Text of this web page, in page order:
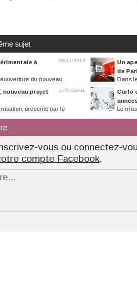
sujet
06/11/2013
à
du nouveau
Un
de
Dans
contemporaine
27/07/2011
nouveau projet
présenté par le
Carlo
Le
vous ou connectez-
compte Facebook.